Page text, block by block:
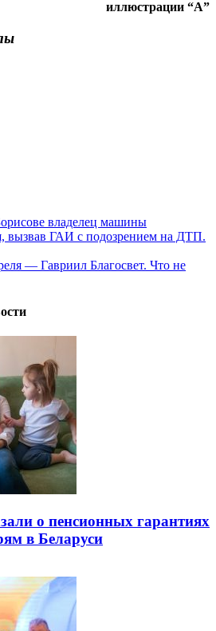
иллюстрации “А”
владелец машины
вызвав ГАИ с подозрением на ДТП.
— Гавриил Благосвет. Что не
о пенсионных гарантиях
в Беларуси